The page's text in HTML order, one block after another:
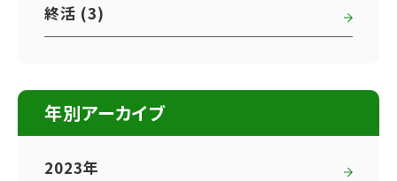
終活 (3)
年別アーカイブ
2023年